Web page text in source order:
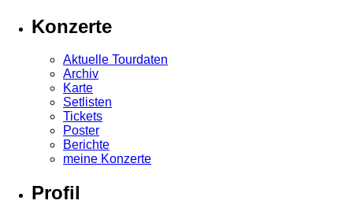
Konzerte
Aktuelle Tourdaten
Archiv
Karte
Setlisten
Tickets
Poster
Berichte
meine Konzerte
Profil